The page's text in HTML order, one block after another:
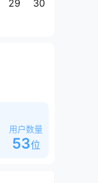
29
30
用户数量
53位